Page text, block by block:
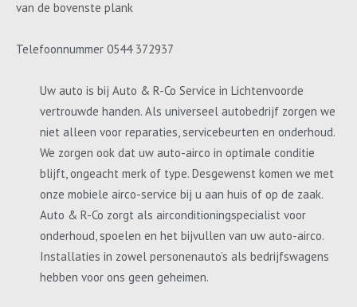
van de bovenste plank
Telefoonnummer 0544 372937
Uw auto is bij Auto & R-Co Service in Lichtenvoorde
vertrouwde handen. Als universeel autobedrijf zorgen we
niet alleen voor reparaties, servicebeurten en onderhoud.
We zorgen ook dat uw auto-airco in optimale conditie
blijft, ongeacht merk of type. Desgewenst komen we met
onze mobiele airco-service bij u aan huis of op de zaak.
Auto & R-Co zorgt als airconditioningspecialist voor
onderhoud, spoelen en het bijvullen van uw auto-airco.
Installaties in zowel personenauto’s als bedrijfswagens
hebben voor ons geen geheimen.